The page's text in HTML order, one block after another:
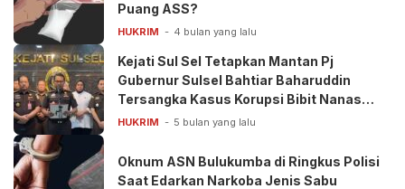
Puang ASS?
HUKRIM 4 bulan yang lalu
Kejati Sul Sel Tetapkan Mantan Pj
Gubernur Sulsel Bahtiar Baharuddin
Tersangka Kasus Korupsi Bibit Nanas
Rp50 Miliar
HUKRIM 5 bulan yang lalu
Oknum ASN Bulukumba di Ringkus Polisi
Saat Edarkan Narkoba Jenis Sabu